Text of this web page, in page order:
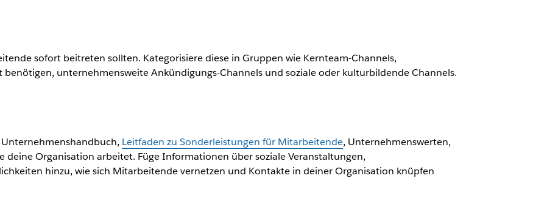
sofort beitreten sollten. Kategorisiere diese in Gruppen wie Kernteam-Channels,
benötigen, unternehmensweite Ankündigungs-Channels und soziale oder kulturbildende Channels.
Leitfaden zu Sonderleistungen für Mitarbeitende, Unternehmenswerten,
Organisation arbeitet. Füge Informationen über soziale Veranstaltungen,
hinzu, wie sich Mitarbeitende vernetzen und Kontakte in deiner Organisation knüpfen